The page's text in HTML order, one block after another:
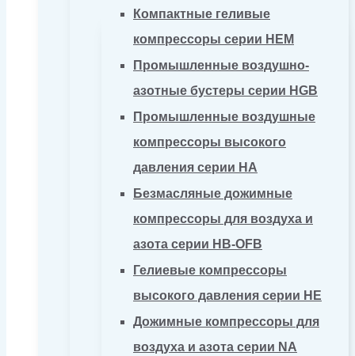
Компактные геливые
компрессоры серии HEM
Промышленные воздушно-
азотные бустеры серии HGB
Промышленные воздушные
компрессоры высокого
давления серии HA
Безмасляные дожимные
компрессоры для воздуха и
азота серии HB-OFB
Гелиевые компрессоры
высокого давления серии HE
Дожимные компрессоры для
воздуха и азота серии NA